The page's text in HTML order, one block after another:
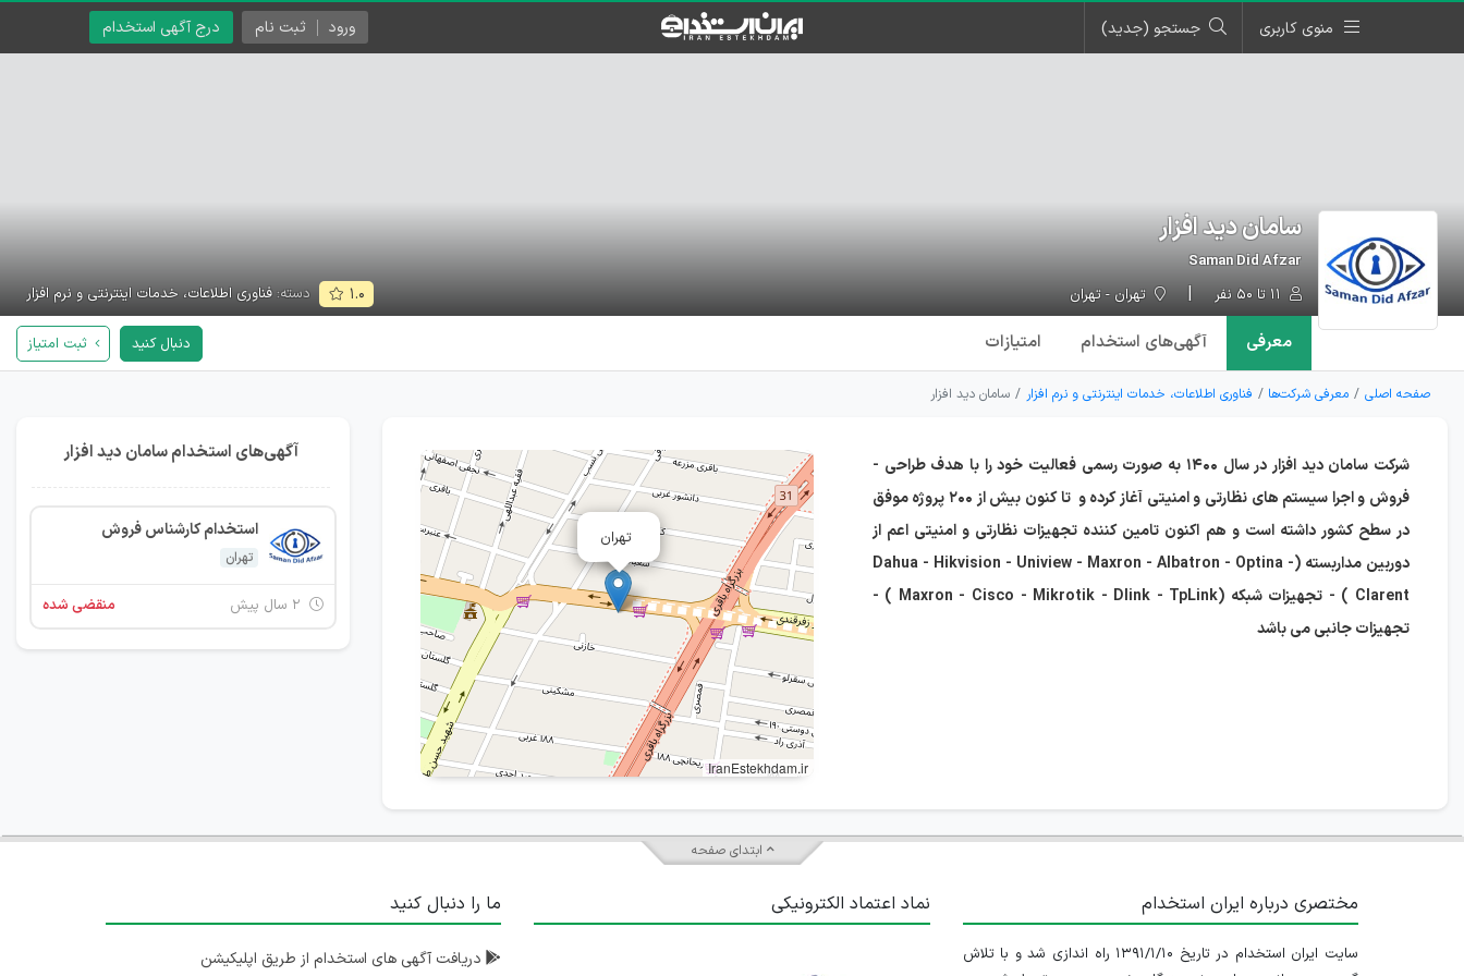
منوی کاربری جستجو (جدید) درج آگهی استخدام ورود ثبت نام
سامان دید افزار
Saman Did Afzar
تهران - تهران ۱.۰ دسته:فناوری اطلاعات، خدمات اینترنتی و نرم افزار
معرفی آگهی‌های استخدام امتیازات دنبال کنید ثبت امتیاز
صفحه اصلی معرفی شرکت‌ها فناوری اطلاعات، خدمات اینترنتی و نرم افزار سامان دید افزار
شرکت سامان دید افزار در سال ۱۴۰۰ به صورت رسمی فعالیت خود را با هدف طراحی -
فروش و اجرا سیستم های نظارتی و امنیتی آغاز کرده و تا کنون بیش از ۲۰۰ پروژه موفق
در سطح کشور داشته است و هم اکنون تامین کننده تجهیزات نظارتی و امنیتی اعم از
دوربین مداربسته (Dahua - Hikvision - Uniview - Maxron - Albatron - Optina -
Clarent ) - تجهیزات شبکه (Maxron - Cisco - Mikrotik - Dlink - TpLink ) -
تجهیزات جانبی می باشد
تهران
IranEstekhdam.ir
آگهی‌های استخدام سامان دید افزار
استخدام کارشناس فروش
تهران
منقضی شده
ابتدای صفحه
مختصری درباره ایران استخدام
سایت ایران استخدام در تاریخ ۱۳۹۱/۱/۱۰ راه اندازی شد و با تلاش
نماد اعتماد الکترونیکی ما را دنبال کنید
دریافت آگهی های استخدام از طریق اپلیکیشن